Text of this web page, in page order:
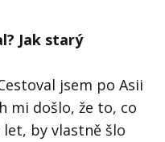
Jak starý
jsem po Asii
mi došlo, že to, co
let, by vlastně šlo